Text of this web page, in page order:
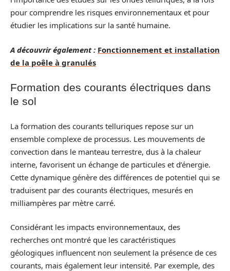
pour comprendre les risques environnementaux et pour
étudier les implications sur la santé humaine.
A découvrir également : Fonctionnement et installation
de la poêle à granulés
Formation des courants électriques dans
le sol
La formation des courants telluriques repose sur un
ensemble complexe de processus. Les mouvements de
convection dans le manteau terrestre, dus à la chaleur
interne, favorisent un échange de particules et d’énergie.
Cette dynamique génère des différences de potentiel qui se
traduisent par des courants électriques, mesurés en
milliampères par mètre carré.
Considérant les impacts environnementaux, des
recherches ont montré que les caractéristiques
géologiques influencent non seulement la présence de ces
courants, mais également leur intensité. Par exemple, des